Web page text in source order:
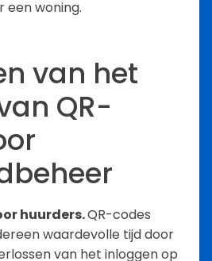
een woning.
van het
QR-
huurders.QR-codes
waardevolle tijd door
van het inloggen op